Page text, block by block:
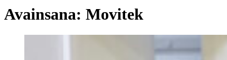
Avainsana: Movitek